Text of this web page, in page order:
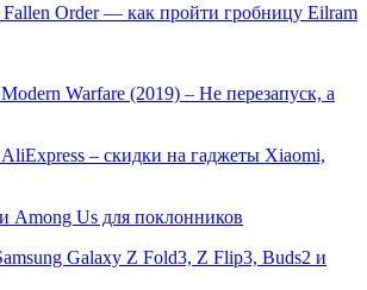
Fallen Order — как пройти гробницу Eilram
Warfare (2019) – Не перезапуск, а
– скидки на гаджеты Xiaomi,
Among Us для поклонников
Galaxy Z Fold3, Z Flip3, Buds2 и